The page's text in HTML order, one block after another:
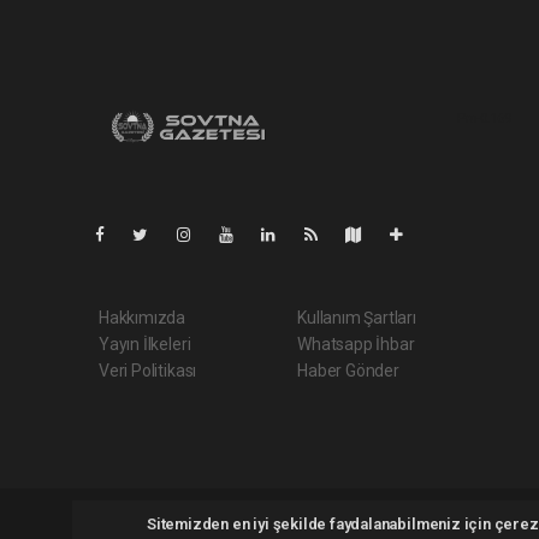
Sitemizden en iyi şekilde faydalanabilmeniz için
Hakkımızda
Yayın İlkeleri
Veri Politikası
Kullanım Şartları
Whatsapp İhbar
Haber Gönder
Sovtna.net Tüm hakları saklı tutulmaktadır. Copyright 2026 ©